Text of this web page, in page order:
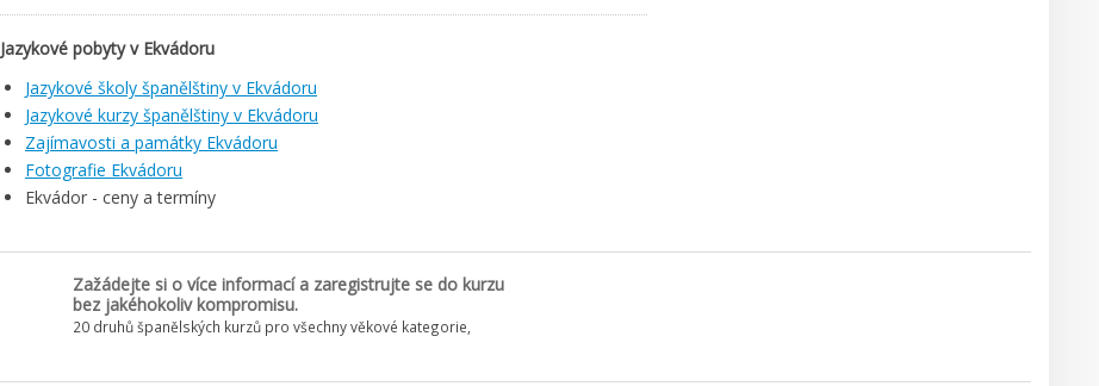
Jazykové pobyty v Ekvádoru
Jazykové školy španělštiny v Ekvádoru
Jazykové kurzy španělštiny v Ekvádoru
Zajímavosti a památky Ekvádoru
Fotografie Ekvádoru
Ekvádor - ceny a termíny
Zažádejte si o více informací a zaregistrujte se do kurzu
bez jakéhokoliv kompromisu.
20 druhů španělských kurzů pro všechny věkové kategorie,